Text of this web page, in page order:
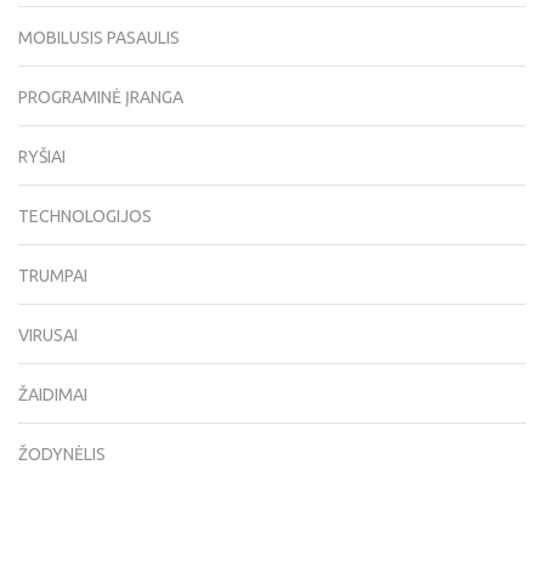
MOBILUSIS PASAULIS
PROGRAMINĖ ĮRANGA
RYŠIAI
TECHNOLOGIJOS
TRUMPAI
VIRUSAI
ŽAIDIMAI
ŽODYNĖLIS